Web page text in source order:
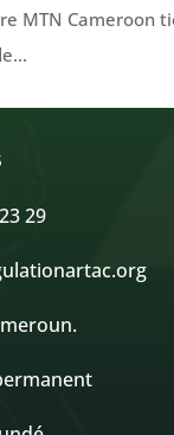
MTN Cameroon
29